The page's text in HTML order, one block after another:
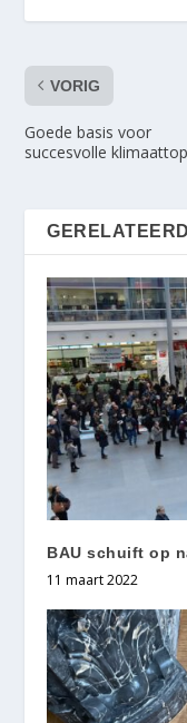
VORIG
Goede basis voor
succesvolle klimaattop
BAU schuift op
11 maart 2022